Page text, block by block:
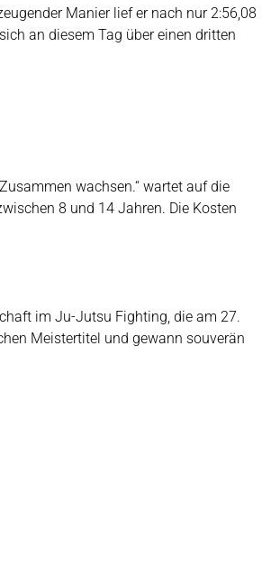
Manier lief er nach nur 2:56,08
an diesem Tag über einen dritten
wachsen.“ wartet auf die
8 und 14 Jahren. Die Kosten
im Ju-Jutsu Fighting, die am 27.
Meistertitel und gewann souverän